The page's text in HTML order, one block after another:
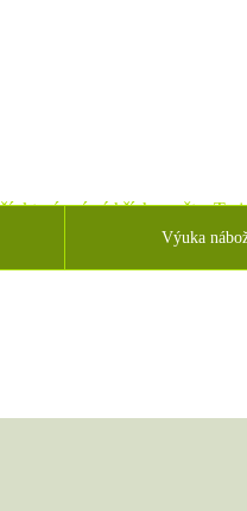
který snímá hříchy světa.
Výuka